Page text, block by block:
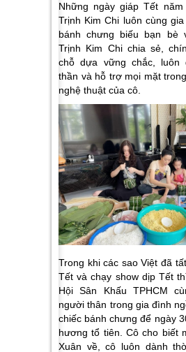
Những ngày giáp Tết năm
Trịnh Kim Chi luôn cùng
bánh chưng biếu bạn bè
Trịnh Kim Chi chia sẻ,
chỗ dựa vững chắc, luôn
thần và hỗ trợ mọi mặt
nghệ thuật của cô.
Trong khi các sao Việt đã
Tết và chạy show dịp Tết
Hội Sân Khấu TPHCM
người thân trong gia đình
chiếc bánh chưng để ngày
hương tổ tiên. Cô cho biết
Xuân về, cô luôn dành